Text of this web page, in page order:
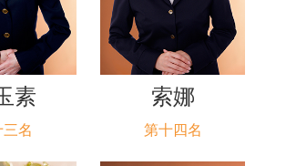
素
名
索娜
第十四名